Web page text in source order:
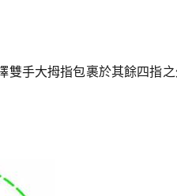
雙手大拇指包裹於其餘四指